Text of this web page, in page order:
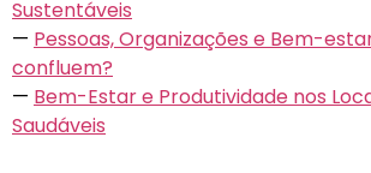
Sustentáveis
— Pessoas, Organizações e Bem-
confluem?
— Bem-Estar e Produtividade nos
Saudáveis